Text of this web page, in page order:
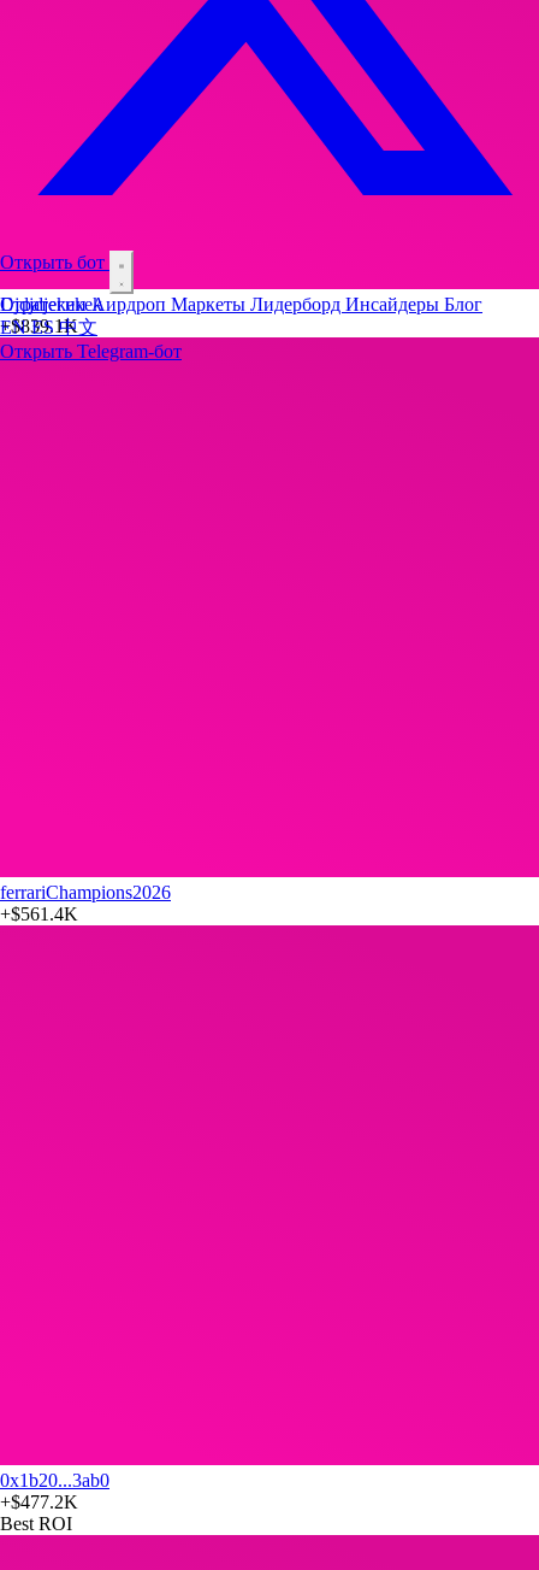
Открыть бот
СтратегииАирдроп Маркеты Лидерборд Инсайдеры Блог
ENES中文
Открыть Telegram-бот
Djdjdjekekek
+$839.1K
ferrariChampions2026
+$561.4K
0x1b20...3ab0
+$477.2K
Best ROI